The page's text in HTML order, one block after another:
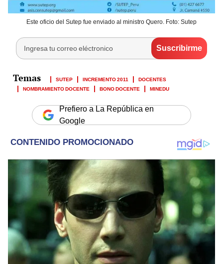
Este oficio del Sutep fue enviado al ministro Quero. Foto: Sutep
SUTEP INCREMENTO 2011
DOCENTES
NOMBRAMIENTO DOCENTE
BONO DOCENTE MINEDU
Prefiero a La República en
Google